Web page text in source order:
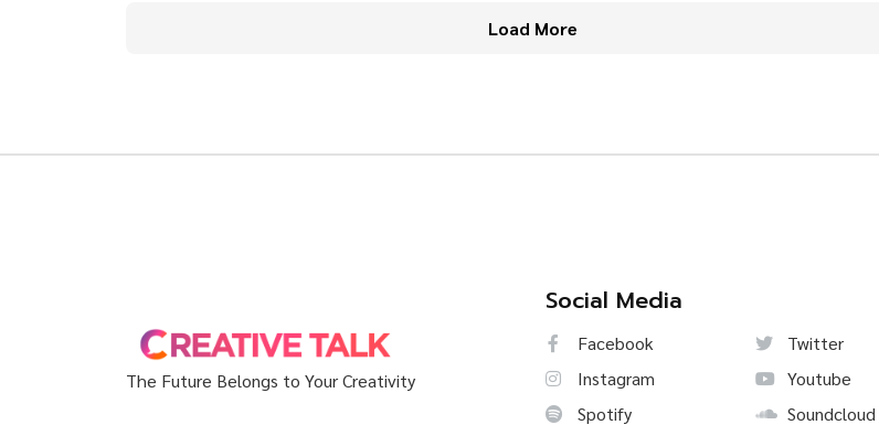
Load More
The Future Belongs to Your Creativity
Social Media
Facebook
Twitter
Instagram
Youtube
Spotify
Soundcloud